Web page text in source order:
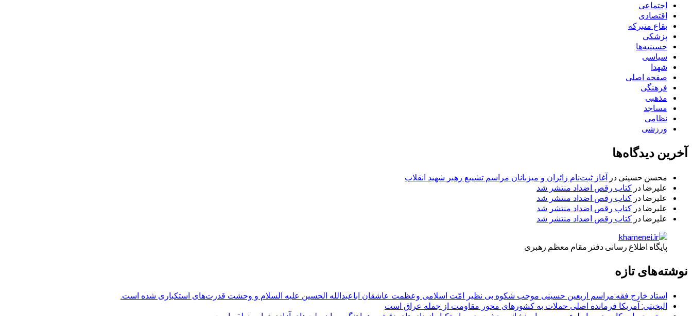
اجتماعی
اقتصادی
بقاع متبرکه
پزشکی
حسینیه‌ها
سیاسی
شهدا
صفحه اصلی
فرهنگی
مذهبی
مساجد
نظامی
ورزشی
آخرین دیدگاه‌ها
محسن حسینی در آغاز ثبت‌نام زائران و میزبانان مراسم تشییع رهبر شهید انقلاب
علیرضا در کتاب رقص اضداد منتشر شد
علیرضا در کتاب رقص اضداد منتشر شد
علیرضا در کتاب رقص اضداد منتشر شد
علیرضا در کتاب رقص اضداد منتشر شد
پایگاه اطلاع رسانی دفتر مقام معظم رهبری
نوشته‌های تازه
استاد خارج فقه:مراسم اربعین حسینی موجب شکوه بی نظیر امّت اسلامی وعظمت عاشقان اباعبدالله الحسین علیه السلام و وحشت قدرت‌های استکباری شده است.
البخیتی: آمریکا فرمانده اصلی حملات به کشورهای محور مقاومت از جمله عراق است